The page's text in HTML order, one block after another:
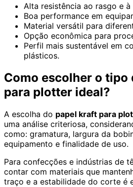
Alta resistência ao rasgo e à
Boa performance em
Material versátil para
Opção econômica para
Perfil mais sustentável em
plásticos.
Como escolher o tipo
para plotter ideal?
A escolha do papel kraft para
uma análise criteriosa,
como: gramatura, largura da
equipamento e finalidade de uso.
Para confecções e indústrias de
contar com materiais que
traço e a estabilidade do corte é